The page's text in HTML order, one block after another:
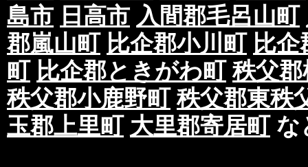
島市 日高市 入間郡毛呂山町
郡嵐山町 比企郡小川町 比
町 比企郡ときがわ町 秩父
秩父郡小鹿野町 秩父郡東秩
玉郡上里町 大里郡寄居町な